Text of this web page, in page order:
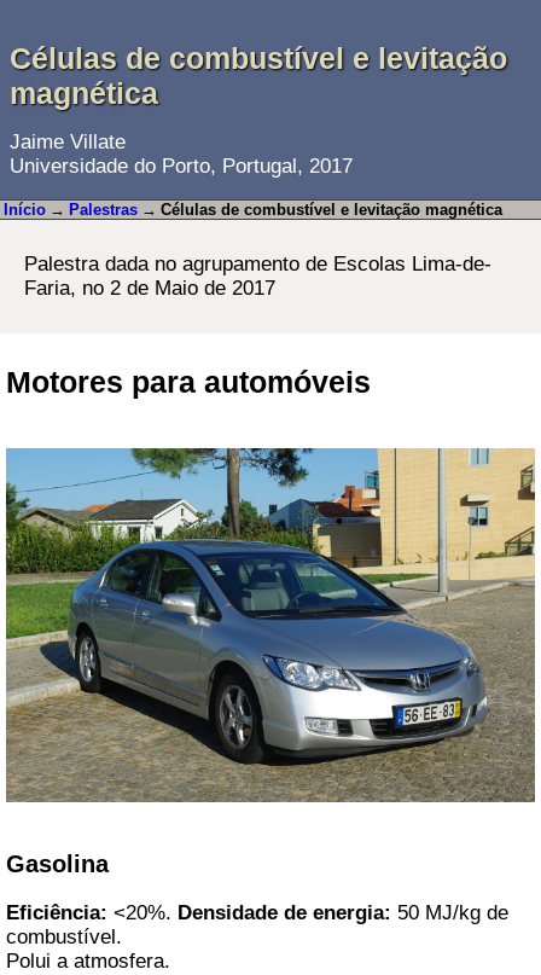
Células de combustível e levitação
magnética
Jaime Villate
Universidade do Porto, Portugal, 2017
Início → Palestras → Células de combustível e levitação magnética
Palestra dada no agrupamento de Escolas Lima-de-
Faria, no 2 de Maio de 2017
Motores para automóveis
Gasolina
Eficiência: <20%. Densidade de energia: 50 MJ/kg de
combustível.
Polui a atmosfera.